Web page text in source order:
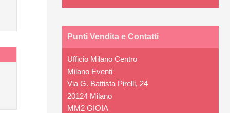
Punti Vendita e Contatti
Ufficio Milano Centro
Milano Eventi
Via G. Battista Pirelli, 24
20124 Milano
MM2 GIOIA